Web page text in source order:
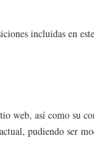
incluidas en
así como su
pudiendo ser